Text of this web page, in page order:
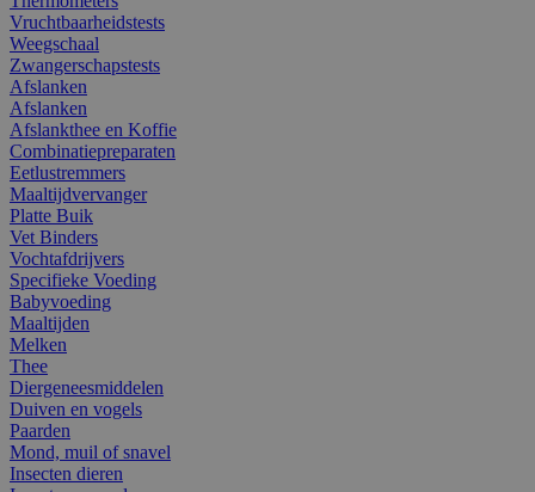
Vruchtbaarheidstests
Weegschaal
Zwangerschapstests
Afslanken
Afslanken
Afslankthee en Koffie
Combinatiepreparaten
Eetlustremmers
Maaltijdvervanger
Platte Buik
Vet Binders
Vochtafdrijvers
Specifieke Voeding
Babyvoeding
Maaltijden
Melken
Thee
Diergeneesmiddelen
Duiven en vogels
Paarden
Mond, muil of snavel
Insecten dieren